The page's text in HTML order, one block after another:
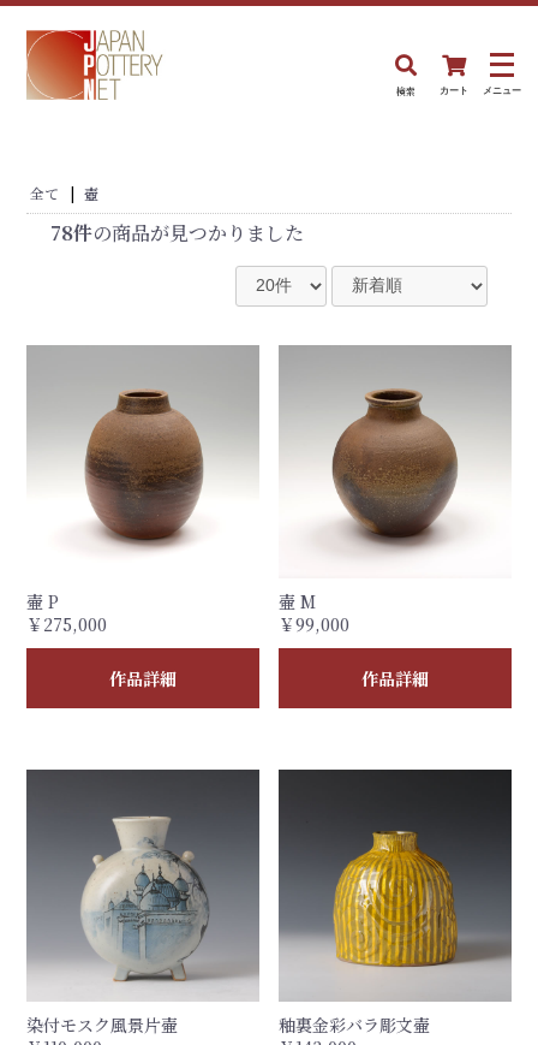
検索 カート メニュー
全て | 壺
78件の商品が見つかりました
壷 P
￥275,000
作品詳細
壷 M
￥99,000
作品詳細
染付モスク風景片壷
釉裏金彩バラ彫文壷